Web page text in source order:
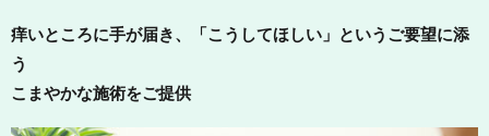
痒いところに手が届き、「こうしてほしい」というご要望に添
う
こまやかな施術をご提供